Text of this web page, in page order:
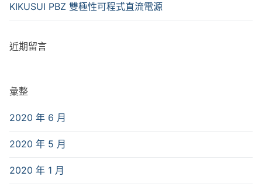
KIKUSUI PBZ 雙極性可程式直流電源
近期留言
彙整
2020 年 6 月
2020 年 5 月
2020 年 1 月